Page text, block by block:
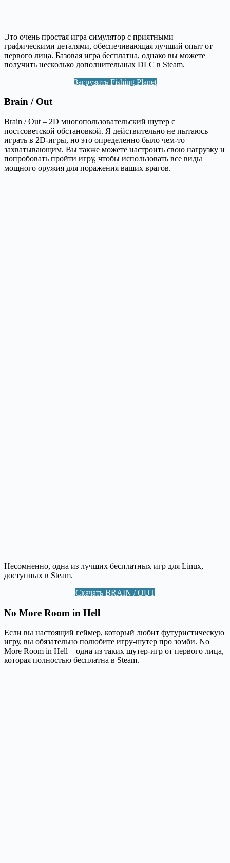
Это очень простая игра симулятор с приятными
графическими деталями, обеспечивающая лучший опыт от
первого лица. Базовая игра бесплатна, однако вы можете
получить несколько дополнительных DLC в Steam.
Загрузить Fishing Planet
Brain / Out
Brain / Out – 2D многопользовательский шутер с
постсоветской обстановкой. Я действительно не пытаюсь
играть в 2D-игры, но это определенно было чем-то
захватывающим. Вы также можете настроить свою нагрузку и
попробовать пройти игру, чтобы использовать все виды
мощного оружия для поражения ваших врагов.
Несомненно, одна из лучших бесплатных игр для Linux,
доступных в Steam.
Скачать BRAIN / OUT
No More Room in Hell
Если вы настоящий геймер, который любит футуристическую
игру, вы обязательно полюбите игру-шутер про зомби. No
More Room in Hell – одна из таких шутер-игр от первого лица,
которая полностью бесплатна в Steam.